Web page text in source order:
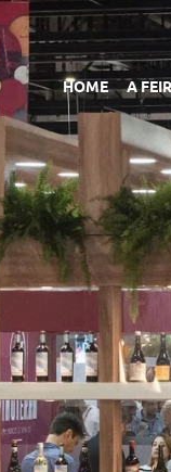
HOME A